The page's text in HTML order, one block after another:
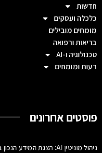
חדשות
כלכלה ועסקים
מומחים מובילים
בריאות ורפואה
טכנולוגיה ו-AI
דעות ומומחים
פוסטים אחרונים
ניהול מוניטין AI: הצגת המידע הנכון בפני בוטים ומנועי תשובות